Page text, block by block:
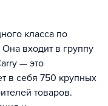
класса по
входит в группу
— это
в себя 750 крупных
товаров.